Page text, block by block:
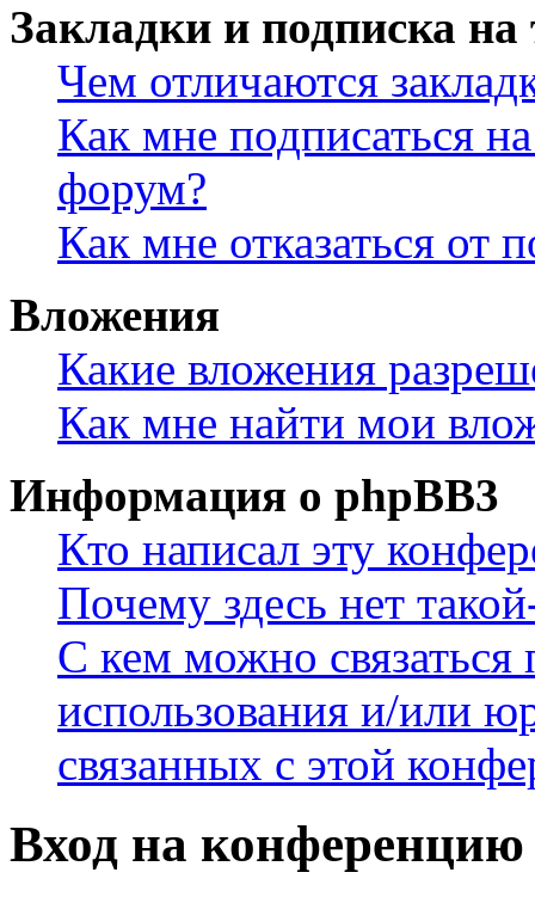
Закладки и подписка
Чем отличаются
Как мне подписаться
форум?
Как мне отказаться от
Вложения
Какие вложения
Как мне найти мои
Информация о phpBB3
Кто написал эту
Почему здесь нет
С кем можно связаться
использования и/или
связанных с этой
Вход на конференцию